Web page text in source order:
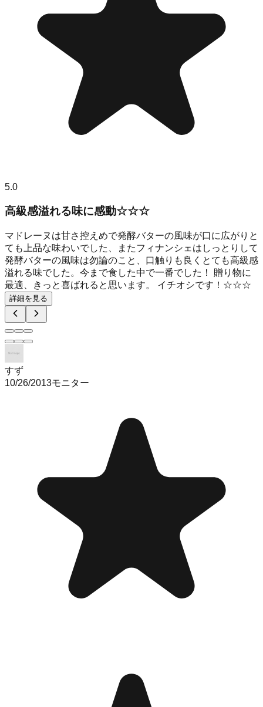
5.0
高級感溢れる味に感動☆☆☆
マドレーヌは甘さ控えめで発酵バターの風味が口に広がりと
ても上品な味わいでした、またフィナンシェはしっとりして
発酵バターの風味は勿論のこと、口触りも良くとても高級感
溢れる味でした。今まで食した中で一番でした！ 贈り物に
最適、きっと喜ばれると思います。 イチオシです！☆☆☆
詳細を見る
すず
10/26/2013モニター